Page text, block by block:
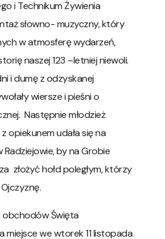
i Technikum Żywienia
słowno- muzyczny, który
w atmosferę wydarzeń,
naszej 123 –letniej niewoli.
i dumę z odzyskanej
wiersze i pieśni o
Następnie młodzież
udała się na
by na Grobie
złożyć hołd poległym, którzy
obchodów Święta
miejsce we wtorek 11 listopada